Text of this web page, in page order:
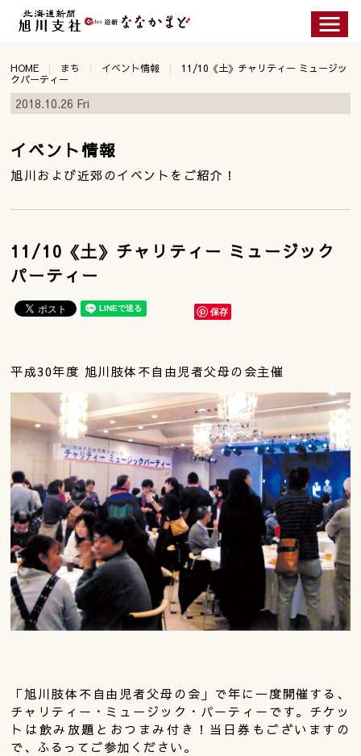
HOME まち イベント情報
11/10《土》チャリティー ミュージッ
クパーティー
2018.10.26 Fri
イベント情報
旭川および近郊のイベントをご紹介！
11/10《土》チャリティー ミュージック
パーティー
保存
平成30年度 旭川肢体不自由児者父母の会主催
「旭川肢体不自由児者父母の会」で年に一度開催する、
チャリティー・ミュージック・パーティーです。チケッ
トは飲み放題とおつまみ付き！当日券もございますの
で、ふるってご参加ください。